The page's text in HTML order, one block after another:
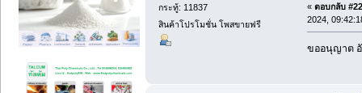
กระทู้: 11837
สินค้าโปรโมชั่น โพสขายฟรี
« ตอบกลับ
2024,
ขออนุญาต